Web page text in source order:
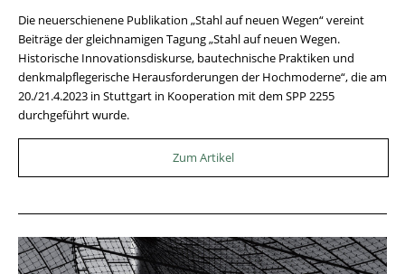
Die neuerschienene Publikation „Stahl auf neuen Wegen“ vereint
Beiträge der gleichnamigen Tagung „Stahl auf neuen Wegen.
Historische Innovationsdiskurse, bautechnische Praktiken und
denkmalpflegerische Herausforderungen der Hochmoderne“, die am
20./21.4.2023 in Stuttgart in Kooperation mit dem SPP 2255
durchgeführt wurde.
Zum Artikel